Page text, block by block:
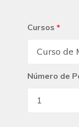
Cursos *
Número de